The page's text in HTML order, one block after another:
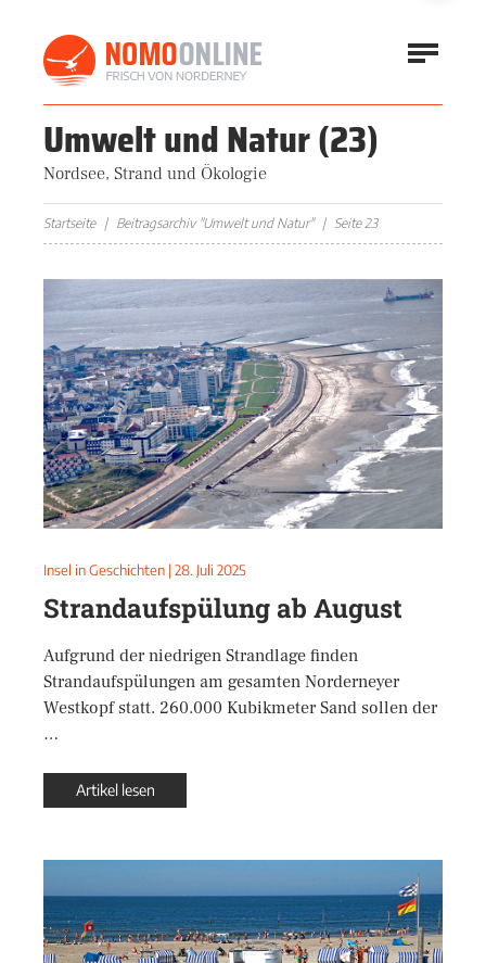
Umwelt und Natur(23)
Nordsee, Strand und Ökologie
Startseite Beitragsarchiv "Umwelt und Natur" Seite 23
Insel in Geschichten | 28. Juli 2025
Strandaufspülung ab August
Aufgrund der niedrigen Strandlage finden
Strandaufspülungen am gesamten Norderneyer
Westkopf statt. 260.000 Kubikmeter Sand sollen der
…
Artikel lesen